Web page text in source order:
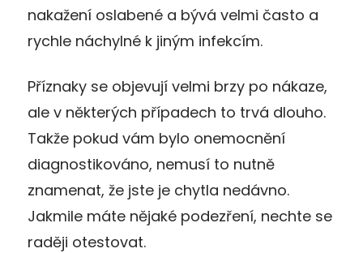
nakažení oslabené a bývá velmi často a
rychle náchylné k jiným infekcím.
Příznaky se objevují velmi brzy po nákaze,
ale v některých případech to trvá dlouho.
Takže pokud vám bylo onemocnění
diagnostikováno, nemusí to nutně
znamenat, že jste je chytla nedávno.
Jakmile máte nějaké podezření, nechte se
raději otestovat.